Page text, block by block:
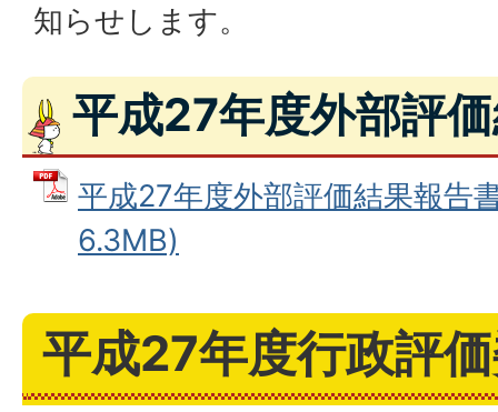
知らせします。
平成27年度外部評
平成27年度外部評価結果報告
6.3MB)
平成27年度行政評